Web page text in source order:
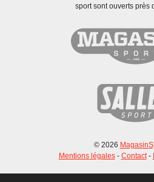
sport sont ouverts près
© 2026
Mentions légales- Contact-